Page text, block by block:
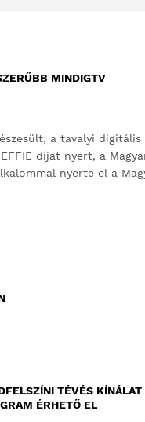
MINDIGTV
a tavalyi digitális
díjat nyert, a
nyerte el a
TÉVÉS
ÉRHETŐ EL